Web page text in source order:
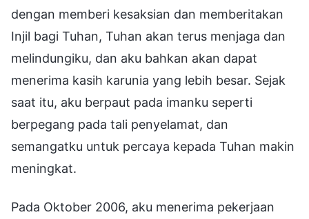
dengan memberi kesaksian dan memberitakan
Injil bagi Tuhan, Tuhan akan terus menjaga dan
melindungiku, dan aku bahkan akan dapat
menerima kasih karunia yang lebih besar. Sejak
saat itu, aku berpaut pada imanku seperti
berpegang pada tali penyelamat, dan
semangatku untuk percaya kepada Tuhan makin
meningkat.
Pada Oktober 2006, aku menerima pekerjaan